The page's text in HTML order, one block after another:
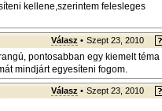
kellene,szerintem felesleges
Válasz • Szept 23, 2010
pontosabban egy kiemelt téma
mindjárt egyesíteni fogom.
Válasz • Szept 23, 2010